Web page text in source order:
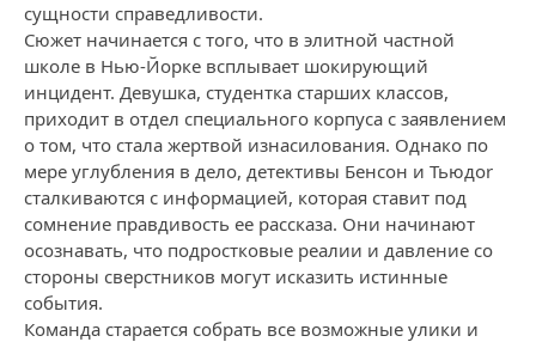
сущности справедливости.
Сюжет начинается с того, что в элитной частной
школе в Нью-Йорке всплывает шокирующий
инцидент. Девушка, студентка старших классов,
приходит в отдел специального корпуса с заявлением
о том, что стала жертвой изнасилования. Однако по
мере углубления в дело, детективы Бенсон и Тьюдor
сталкиваются с информацией, которая ставит под
сомнение правдивость ее рассказа. Они начинают
осознавать, что подростковые реалии и давление со
стороны сверстников могут исказить истинные
события.
Команда старается собрать все возможные улики и